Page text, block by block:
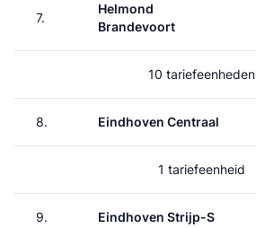
7.
Helmond
Brandevoort
10 tariefeenheden
8. Eindhoven Centraal
1 tariefeenheid
9. Eindhoven Strijp-S